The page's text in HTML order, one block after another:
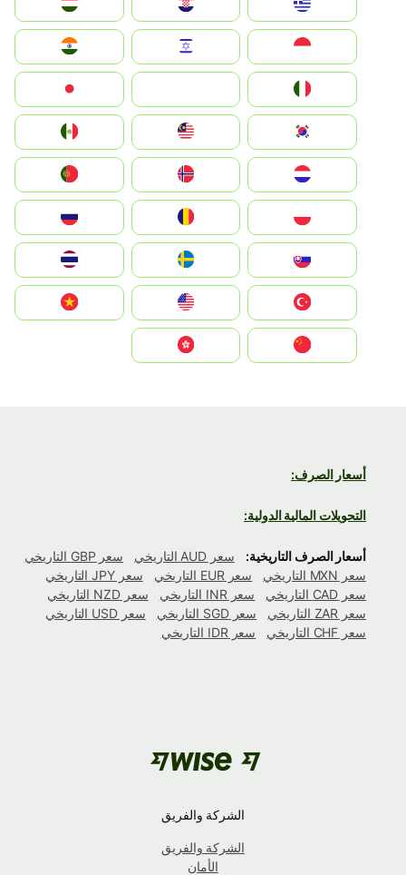
Hrvatska
Magyarország
Indonesia
South Korea
Nederland
Portugal
România
Slovensko
United States
Vietnam
أسعار الصرف:
التحويلات المالية الدولية:
أسعار الصرف التاريخية: سعر AUD التاريخي
سعر GBP التاريخي
سعر MXN التاريخي
سعر EUR التاريخي
سعر JPY التاريخي
سعر CAD التاريخي
سعر INR التاريخي
سعر NZD التاريخي
سعر ZAR التاريخي
سعر SGD التاريخي
سعر USD التاريخي
سعر CHF التاريخي
سعر IDR التاريخي
الشركة والفريق
الشركة والفريق
الأمان